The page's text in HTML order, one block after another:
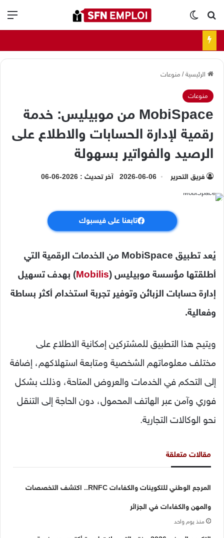
بحث عنالوضع المظلم
الرئيسية/ منوعات
منوعات
MobiSpace من موبيليس: خدمة
رقمية لإدارة الحسابات والاطلاع على
الرصيد والفواتير بسهولة
فريق التحرير 2026-06-06 آخر تحديث : 2026-06-06
تابعنا على فيسبوك
يُعد تطبيق MobiSpace من الخدمات الرقمية التي
أطلقتها مؤسسة موبيليس (Mobilis) بهدف تسهيل
إدارة حسابات الزبائن وتوفير تجربة استخدام أكثر بساطة
وفعالية.
ويتيح هذا التطبيق للمشتركين إمكانية الاطلاع على
مختلف معلوماتهم الشخصية ومتابعة استهلاكهم، إضافة
إلى التحكم في الخدمات والعروض المتاحة، وذلك بشكل
فوري وآمن عبر الهاتف المحمول، دون الحاجة إلى التنقل
نحو الوكالات التجارية.
مقالات متعلقة
المرجع الوطني للتكوينات والكفاءات RNFC.. اكتشف التخصصات
والمهن والكفاءات في الجزائر
منذ يوم واحد